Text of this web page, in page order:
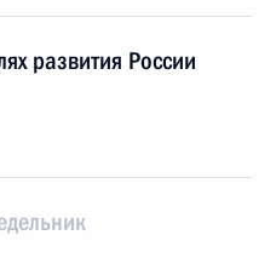
развития России